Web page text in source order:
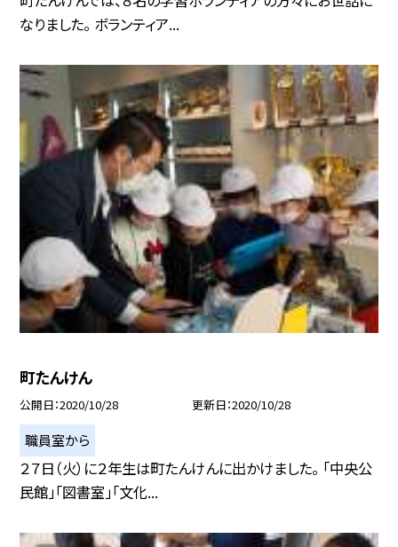
なりました。 ボランティア...
町たんけん
公開日 2020/10/28 更新日 2020/10/28
職員室から
２７日（火）に２年生は町たんけんに出かけました。 「中央公
民館」「図書室」「文化...